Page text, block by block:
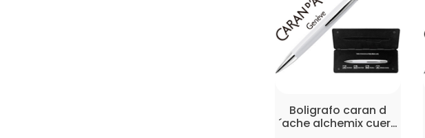
Boligrafo caran d
´ache alchemix cuer…